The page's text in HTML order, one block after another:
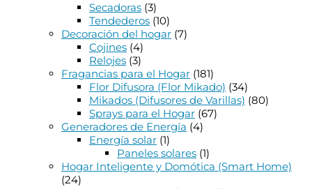
Secadoras (3)
Tendederos (10)
Decoración del hogar (7)
Cojines (4)
Relojes (3)
Fragancias para el Hogar (181)
Flor Difusora (Flor Mikado) (34)
Mikados (Difusores de Varillas) (80)
Sprays para el Hogar (67)
Generadores de Energía (4)
Energía solar (1)
Paneles solares (1)
Hogar Inteligente y Domótica (Smart Home)
(24)